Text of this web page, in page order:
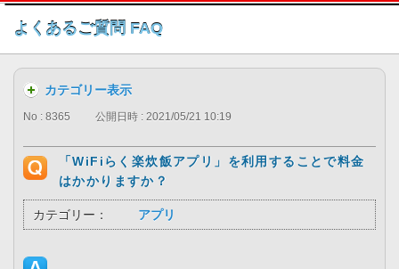
このページの本文へ
よくあるご質問 FAQ
カテゴリー表示
No : 8365 公開日時 : 2021/05/21 10:19
「WiFiらく楽炊飯アプリ」を利用することで料金
はかかりますか？
カテゴリー： アプリ